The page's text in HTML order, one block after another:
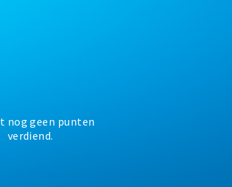
nog geen punten
verdiend.